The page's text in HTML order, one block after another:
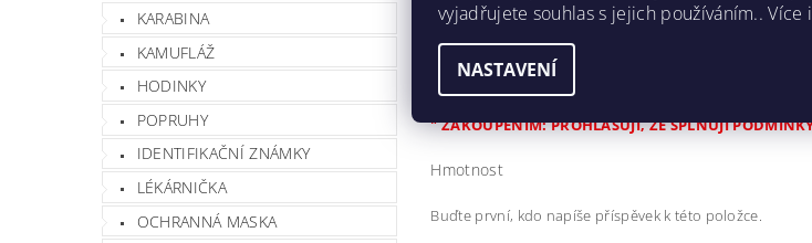
KARABINA
KAMUFLÁŽ
HODINKY
POPRUHY
IDENTIFIKAČNÍ ZNÁMKY
LÉKÁRNIČKA
OCHRANNÁ MASKA
" ZAKOUPENÍM: PROHLAŠUJI, ŽE SPLŇUJI
Hmotnost
Buďte první, kdo napíše příspěvek k této položce.
vyjadřujete souhlas s jejich používáním..
NASTAVENÍ